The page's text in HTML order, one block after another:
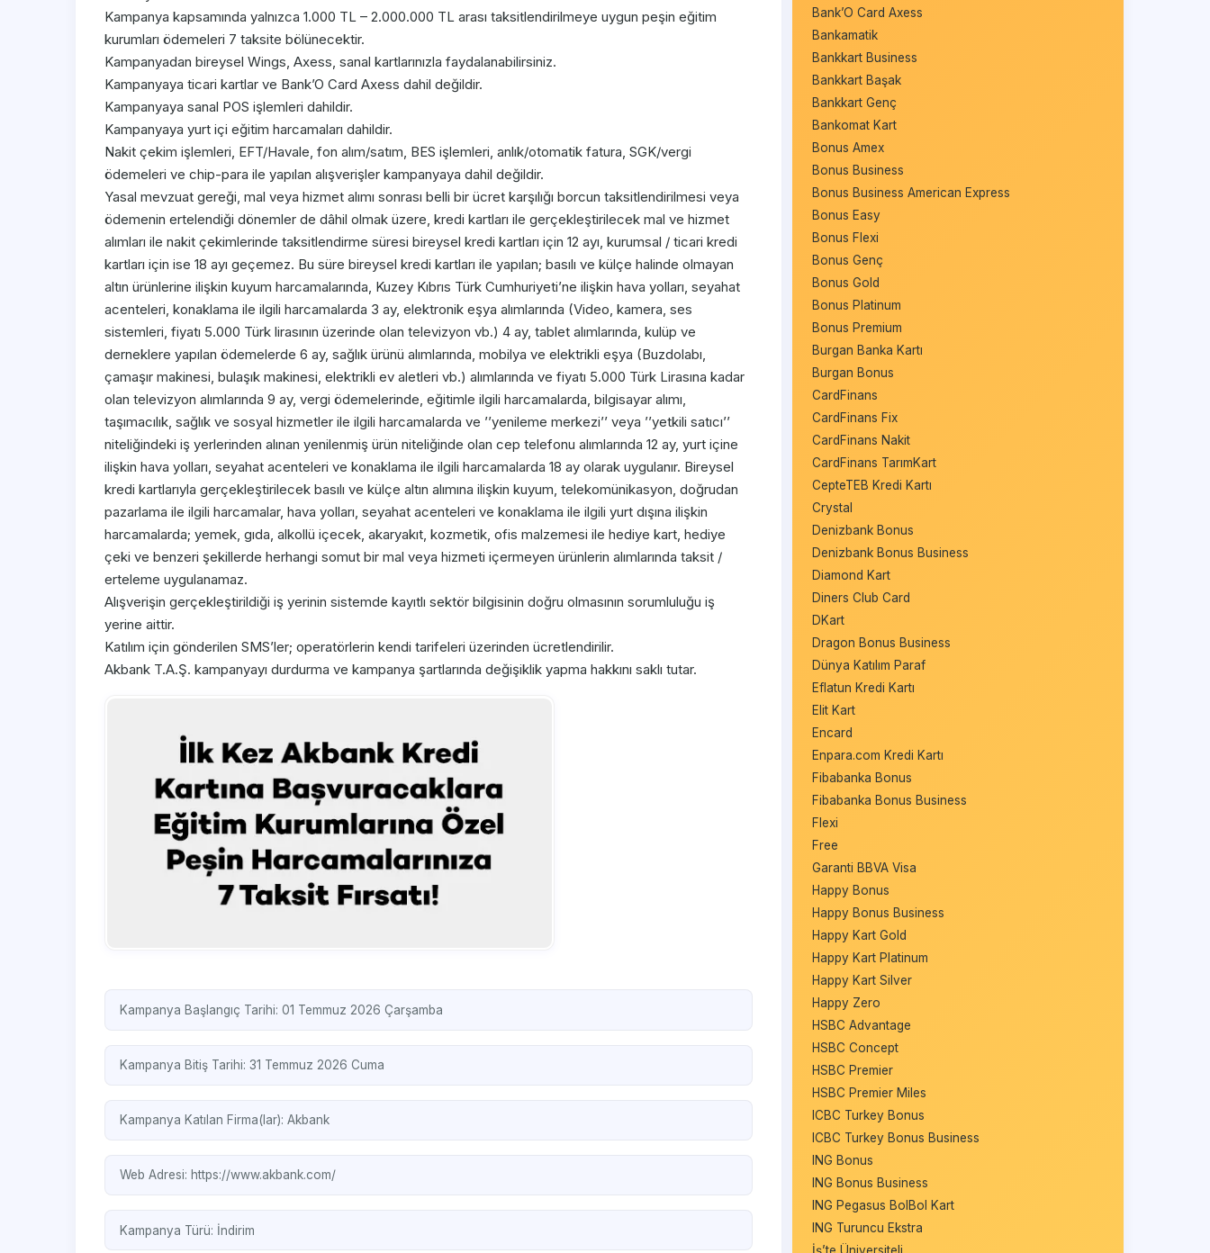
Kampanya kapsamında yalnızca 1.000 TL – 2.000.000 TL arası taksitlendirilmeye uygun peşin eğitim
kurumları ödemeleri 7 taksite bölünecektir.
Kampanyadan bireysel Wings, Axess, sanal kartlarınızla faydalanabilirsiniz.
Kampanyaya ticari kartlar ve Bank’O Card Axess dahil değildir.
Kampanyaya sanal POS işlemleri dahildir.
Kampanyaya yurt içi eğitim harcamaları dahildir.
Nakit çekim işlemleri, EFT/Havale, fon alım/satım, BES işlemleri, anlık/otomatik fatura, SGK/vergi
ödemeleri ve chip-para ile yapılan alışverişler kampanyaya dahil değildir.
Yasal mevzuat gereği, mal veya hizmet alımı sonrası belli bir ücret karşılığı borcun taksitlendirilmesi veya
ödemenin ertelendiği dönemler de dâhil olmak üzere, kredi kartları ile gerçekleştirilecek mal ve hizmet
alımları ile nakit çekimlerinde taksitlendirme süresi bireysel kredi kartları için 12 ayı, kurumsal / ticari kredi
kartları için ise 18 ayı geçemez. Bu süre bireysel kredi kartları ile yapılan; basılı ve külçe halinde olmayan
altın ürünlerine ilişkin kuyum harcamalarında, Kuzey Kıbrıs Türk Cumhuriyeti’ne ilişkin hava yolları, seyahat
acenteleri, konaklama ile ilgili harcamalarda 3 ay, elektronik eşya alımlarında (Video, kamera, ses
sistemleri, fiyatı 5.000 Türk lirasının üzerinde olan televizyon vb.) 4 ay, tablet alımlarında, kulüp ve
derneklere yapılan ödemelerde 6 ay, sağlık ürünü alımlarında, mobilya ve elektrikli eşya (Buzdolabı,
çamaşır makinesi, bulaşık makinesi, elektrikli ev aletleri vb.) alımlarında ve fiyatı 5.000 Türk Lirasına kadar
olan televizyon alımlarında 9 ay, vergi ödemelerinde, eğitimle ilgili harcamalarda, bilgisayar alımı,
taşımacılık, sağlık ve sosyal hizmetler ile ilgili harcamalarda ve ’’yenileme merkezi’’ veya ’’yetkili satıcı’’
niteliğindeki iş yerlerinden alınan yenilenmiş ürün niteliğinde olan cep telefonu alımlarında 12 ay, yurt içine
ilişkin hava yolları, seyahat acenteleri ve konaklama ile ilgili harcamalarda 18 ay olarak uygulanır. Bireysel
kredi kartlarıyla gerçekleştirilecek basılı ve külçe altın alımına ilişkin kuyum, telekomünikasyon, doğrudan
pazarlama ile ilgili harcamalar, hava yolları, seyahat acenteleri ve konaklama ile ilgili yurt dışına ilişkin
harcamalarda; yemek, gıda, alkollü içecek, akaryakıt, kozmetik, ofis malzemesi ile hediye kart, hediye
çeki ve benzeri şekillerde herhangi somut bir mal veya hizmeti içermeyen ürünlerin alımlarında taksit /
erteleme uygulanamaz.
Alışverişin gerçekleştirildiği iş yerinin sistemde kayıtlı sektör bilgisinin doğru olmasının sorumluluğu iş
yerine aittir.
Katılım için gönderilen SMS’ler; operatörlerin kendi tarifeleri üzerinden ücretlendirilir.
Akbank T.A.Ş. kampanyayı durdurma ve kampanya şartlarında değişiklik yapma hakkını saklı tutar.
Kampanya Başlangıç Tarihi: 01 Temmuz 2026 Çarşamba
Kampanya Bitiş Tarihi: 31 Temmuz 2026 Cuma
Kampanya Katılan Firma(lar): Akbank
Web Adresi: https://www.akbank.com/
Kampanya Türü: İndirim
Bank’O Card Axess
Bankamatik
Bankkart Business
Bankkart Başak
Bankkart Genç
Bankomat Kart
Bonus Amex
Bonus Business
Bonus Business American Express
Bonus Easy
Bonus Flexi
Bonus Genç
Bonus Gold
Bonus Platinum
Bonus Premium
Burgan Banka Kartı
Burgan Bonus
CardFinans
CardFinans Fix
CardFinans Nakit
CardFinans TarımKart
CepteTEB Kredi Kartı
Crystal
Denizbank Bonus
Denizbank Bonus Business
Diamond Kart
Diners Club Card
DKart
Dragon Bonus Business
Dünya Katılım Paraf
Eflatun Kredi Kartı
Elit Kart
Encard
Enpara.com Kredi Kartı
Fibabanka Bonus
Fibabanka Bonus Business
Flexi
Free
Garanti BBVA Visa
Happy Bonus
Happy Bonus Business
Happy Kart Gold
Happy Kart Platinum
Happy Kart Silver
Happy Zero
HSBC Advantage
HSBC Concept
HSBC Premier
HSBC Premier Miles
ICBC Turkey Bonus
ICBC Turkey Bonus Business
ING Bonus
ING Bonus Business
ING Pegasus BolBol Kart
ING Turuncu Ekstra
İş’te Üniversiteli